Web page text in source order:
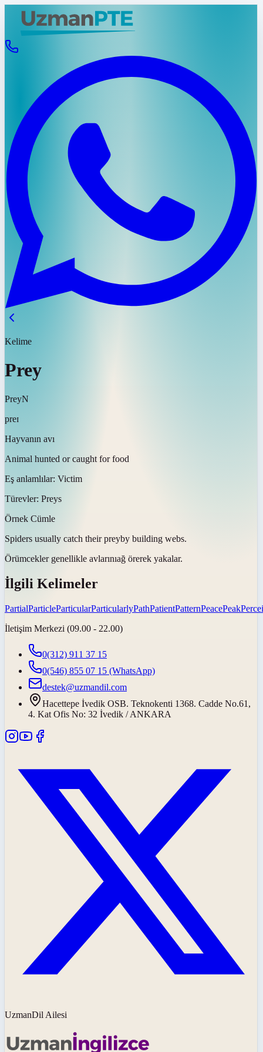
Kelime
Prey
PreyN
preɪ
Hayvanın avı
Animal hunted or caught for food
Eş anlamlılar: Victim
Türevler: Preys
Örnek Cümle
Spiders usually catch their preyby building webs.
Örümcekler genellikle avlarınıağ örerek yakalar.
İlgili Kelimeler
PartialParticleParticularParticularlyPathPatientPatternPeacePeak
İletişim Merkezi (09.00 - 22.00)
0(312) 911 37 15
0(546) 855 07 15 (WhatsApp)
destek@uzmandil.com
Hacettepe İvedik OSB. Teknokenti 1368. Cadde No.61,
4. Kat Ofis No: 32 İvedik / ANKARA
UzmanDil Ailesi